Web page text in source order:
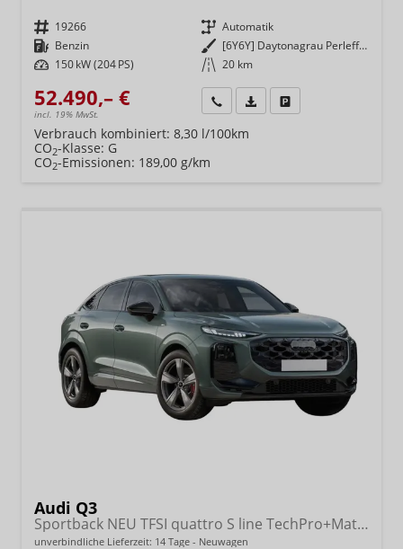
Fahrzeugnr. 19266 Getriebe Automatik
Kraftstoff Benzin Außenfarbe
[6Y6Y] Daytonagrau Perleffekt
Leistung 150 kW (204 PS) Kilometerstand 20 km
52.490,– €
incl. 19% MwSt.
Wir rufen Sie anFahrzeugexposé (PDF)
Verbrauch kombiniert: 8,30 l/100km
CO2-Klasse: G
CO2-Emissionen: 189,00 g/km
Audi Q3
Sportback NEU TFSI quattro S line TechPro+Matrix+AHK+Alu19+KlimaPlus+ExtSchwarz+DCC
unverbindliche Lieferzeit: 14 Tage Neuwagen